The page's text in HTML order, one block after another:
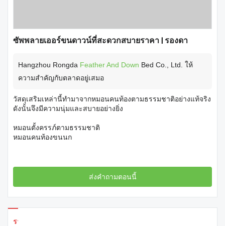
ซัพพลายเออร์ขนดาวน์ที่สะดวกสบายราคา | รองดา
Hangzhou Rongda Feather And Down Bed Co., Ltd. ให้
ความสำคัญกับตลาดอยู่เสมอ
วัสดุเสริมเหล่านี้ทำมาจากหมอนคนท้องตามธรรมชาติอย่างแท้จริง
ดังนั้นจึงมีความนุ่มและสบายอย่างยิ่ง
หมอนตั้งครรภ์ตามธรรมชาติ
หมอนคนท้องขนนก
ส่งคำถามตอนนี้
รายละเอียดผลิตภัณฑ์